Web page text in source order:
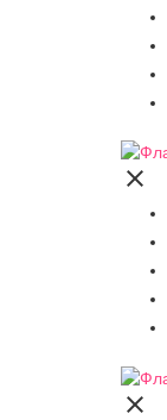

